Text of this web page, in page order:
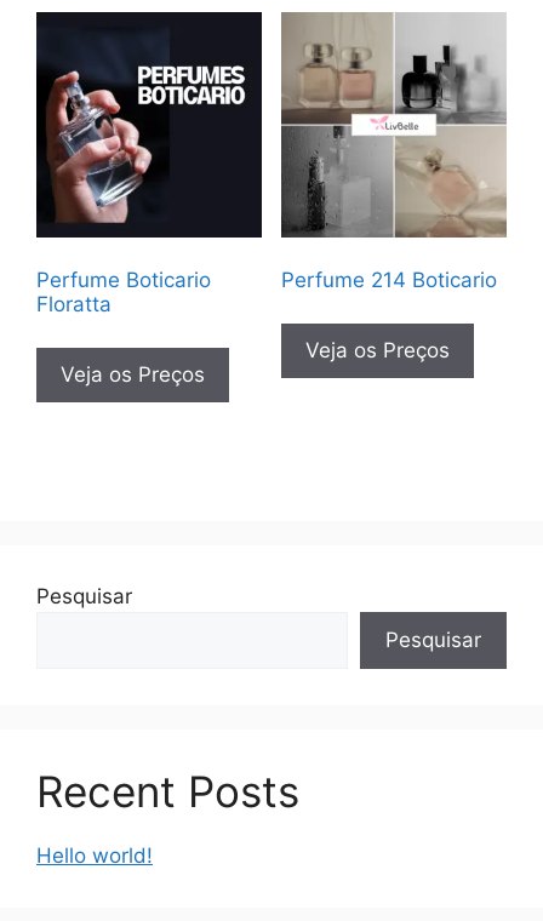
Perfume Boticario
Floratta
Veja os Preços
Perfume 214 Boticario
Veja os Preços
Pesquisar
Pesquisar
Recent Posts
Hello world!